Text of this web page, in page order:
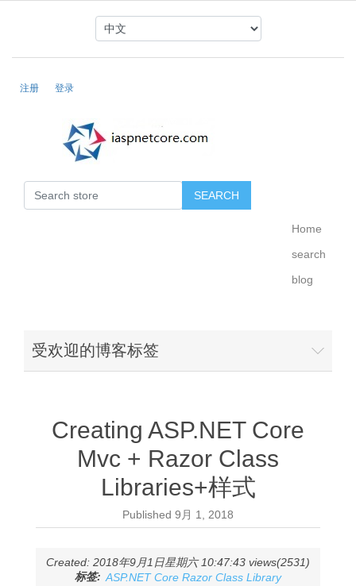
注册 登录
Home
search
blog
受欢迎的博客标签
Creating ASP.NET Core
Mvc + Razor Class
Libraries+样式
Published 9月 1, 2018
Created: 2018年9月1日星期六 10:47:43 views(2531)
标签: ASP.NET Core Razor Class Library